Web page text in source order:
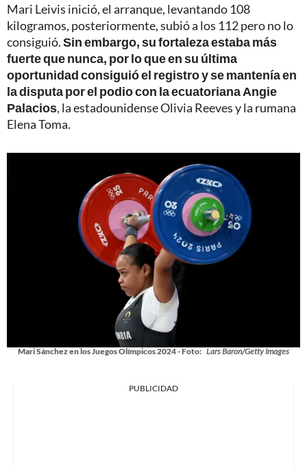
Mari Leivis inició, el arranque, levantando 108
kilogramos, posteriormente, subió a los 112 pero no lo
consiguió.Sin embargo, su fortaleza estaba más
fuerte que nunca, por lo que en su última
oportunidad consiguió el registro y se mantenía en
la disputa por el podio con la ecuatoriana Angie
Palacios, la estadounidense Olivia Reeves y la rumana
Elena Toma.
Mari Sánchez en los Juegos Olímpicos 2024 - Foto: Lars Baron/Getty Images
PUBLICIDAD